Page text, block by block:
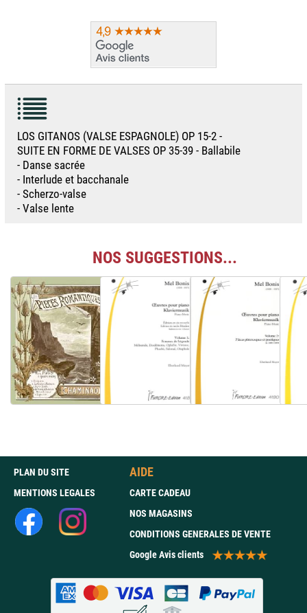
LOS GITANOS (VALSE ESPAGNOLE) OP 15-2 -
SUITE EN FORME DE VALSES OP 35-39 - Ballabile
- Danse sacrée
- Interlude et bacchanale
- Scherzo-valse
- Valse lente
NOS SUGGESTIONS...
PLAN DU SITE
MENTIONS LEGALES
AIDE
CARTE CADEAU
NOS MAGASINS
CONDITIONS GENERALES DE VENTE
Google Avis clients